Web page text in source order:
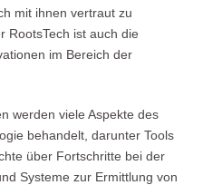
mit ihnen vertraut zu
RootsTech ist auch die
im Bereich der
werden viele Aspekte des
behandelt, darunter Tools
über Fortschritte bei der
Systeme zur Ermittlung von